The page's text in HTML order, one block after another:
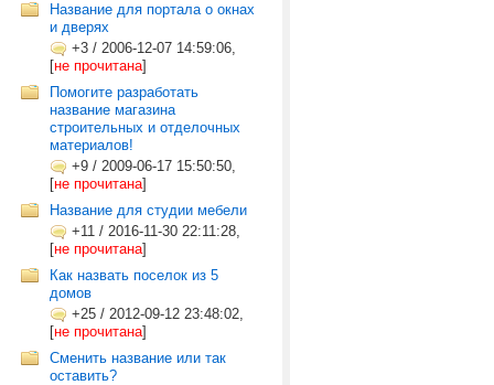
Название для портала о окнах
и дверях
+3 / 2006-12-07 14:59:06,
[не прочитана]
Помогите разработать
название магазина
строительных и отделочных
материалов!
+9 / 2009-06-17 15:50:50,
[не прочитана]
Название для студии мебели
+11 / 2016-11-30 22:11:28,
[не прочитана]
Как назвать поселок из 5
домов
+25 / 2012-09-12 23:48:02,
[не прочитана]
Сменить название или так
оставить?